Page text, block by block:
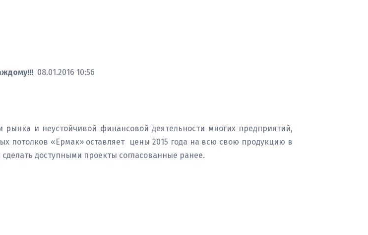
08.01.2016 10:56
рынка и неустойчивой финансовой деятельности многих предприятий,
потолков «Ермак» оставляет цены 2015 года на всю свою продукцию в
сделать доступными проекты согласованные ранее.